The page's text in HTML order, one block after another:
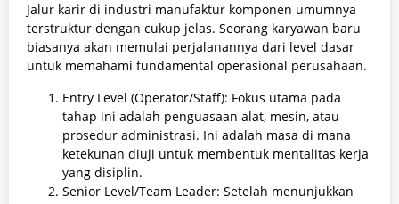
Jalur karir di industri manufaktur komponen umumnya
terstruktur dengan cukup jelas. Seorang karyawan baru
biasanya akan memulai perjalanannya dari level dasar
untuk memahami fundamental operasional perusahaan.
Entry Level (Operator/Staff): Fokus utama pada
tahap ini adalah penguasaan alat, mesin, atau
prosedur administrasi. Ini adalah masa di mana
ketekunan diuji untuk membentuk mentalitas kerja
yang disiplin.
Senior Level/Team Leader: Setelah menunjukkan